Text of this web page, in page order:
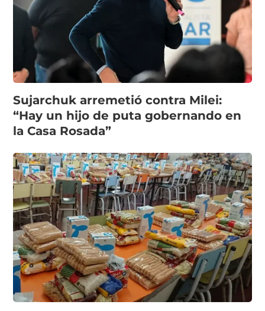
Sujarchuk arremetió contra Milei:
“Hay un hijo de puta gobernando en
la Casa Rosada”